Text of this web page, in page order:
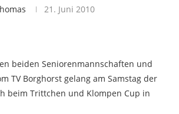
21. Juni 2010
beiden Seniorenmannschaften und
TV Borghorst gelang am Samstag der
beim Trittchen und Klompen Cup in